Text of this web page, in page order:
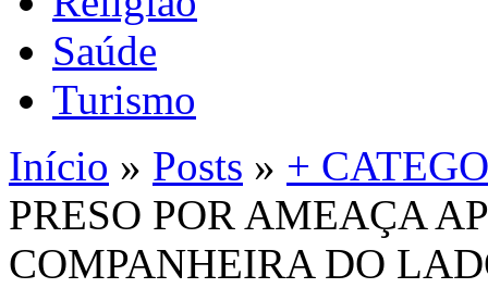
Saúde
Turismo
Início » Posts » +
PRESO POR AMEAÇA
COMPANHEIRA DO